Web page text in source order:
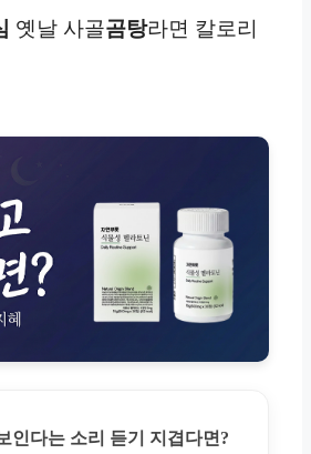
옛날 사골곰탕라면 칼로리
인다는 소리 듣기 지겹다면?